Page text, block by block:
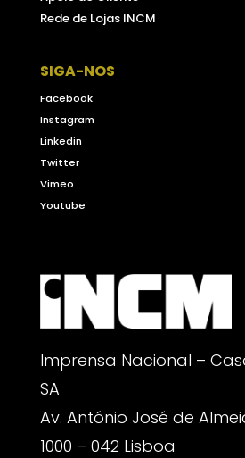
Rede de Lojas INCM
SIGA-NOS
Facebook
Instagram
Linkedin
Twitter
Vimeo
Youtube
Imprensa Nacional –
SA
Av. António José de
1000 – 042 Lisboa